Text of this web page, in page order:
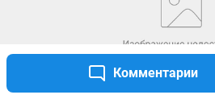
Комментарии